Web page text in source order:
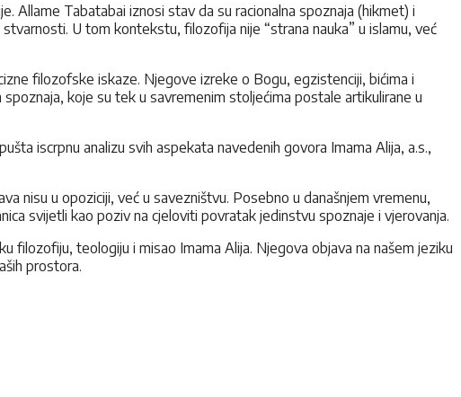
Allame Tabatabai iznosi stav da su racionalna spoznaja (hikmet) i
U tom kontekstu, filozofija nije “strana nauka” u islamu, već
filozofske iskaze. Njegove izreke o Bogu, egzistenciji, bićima i
koje su tek u savremenim stoljećima postale artikulirane u
iscrpnu analizu svih aspekata navedenih govora Imama Alija, a.s.,
nisu u opoziciji, već u savezništvu. Posebno u današnjem vremenu,
svijetli kao poziv na cjeloviti povratak jedinstvu spoznaje i vjerovanja.
filozofiju, teologiju i misao Imama Alija. Njegova objava na našem jeziku
prostora.